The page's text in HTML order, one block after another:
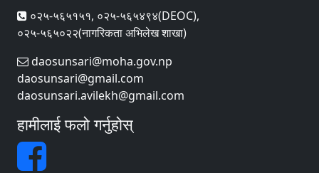
०२५-५६५१५१, ०२५-५६५४९४(DEOC),
०२५-५६५०२२(नागरिकता अभिलेख शाखा)
daosunsari@moha.gov.np
daosunsari@gmail.com
daosunsari.avilekh@gmail.com
हामीलाई फलो गर्नुहोस्